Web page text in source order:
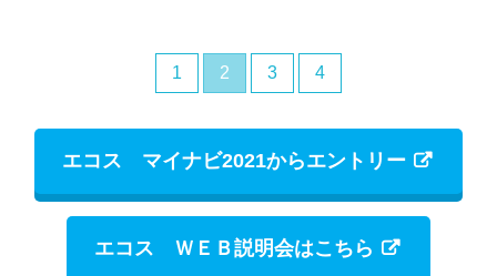
1 2 3 4
エコス マイナビ2021からエントリー
エコス ＷＥＢ説明会はこちら